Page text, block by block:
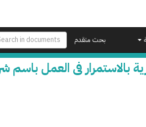
بحث متقدم
بالاستمرار فى العمل باسم